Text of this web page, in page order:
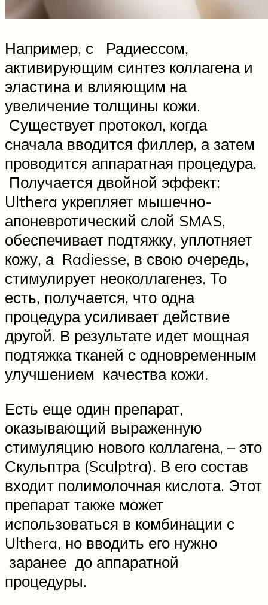
Например, с Радиессом,
активирующим синтез коллагена и
эластина и влияющим на
увеличение толщины кожи.
Существует протокол, когда
сначала вводится филлер, а затем
проводится аппаратная процедура.
Получается двойной эффект:
Ulthera укрепляет мышечно-
апоневротический слой SMAS,
обеспечивает подтяжку, уплотняет
кожу, а Radiesse, в свою очередь,
стимулирует неоколлагенез. То
есть, получается, что одна
процедура усиливает действие
другой. В результате идет мощная
подтяжка тканей с одновременным
улучшением качества кожи.
Есть еще один препарат,
оказывающий выраженную
стимуляцию нового коллагена, – это
Скульптра (Sculptra). В его состав
входит полимолочная кислота. Этот
препарат также может
использоваться в комбинации с
Ulthera, но вводить его нужно
заранее до аппаратной
процедуры.